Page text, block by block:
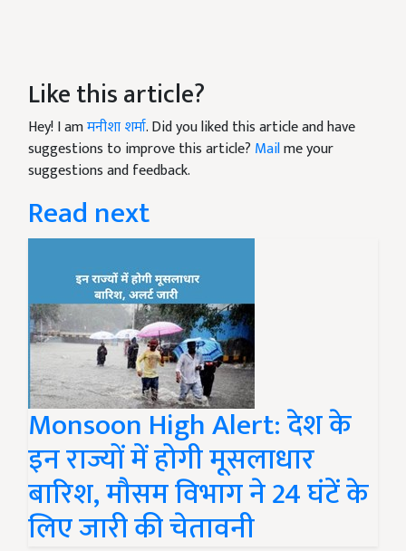
Like this article?
Hey! I amमनीशा शर्मा. Did you liked this article and have
suggestions to improve this article? Mailme your
suggestions and feedback.
Read next
Monsoon High Alert: देश के
इन राज्यों में होगी मूसलाधार
बारिश, मौसम विभाग ने 24 घंटें के
लिए जारी की चेतावनी